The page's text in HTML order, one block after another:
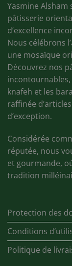
Yasmine Alsham
pâtisserie
d’excellence
Nous célébrons
une mosaïque
Découvrez nos
incontournables,
knafeh et les
raffinée
d’exception.
Considérée
réputée, nous
et gourmande,
tradition
Protection des
Conditions
Politique de